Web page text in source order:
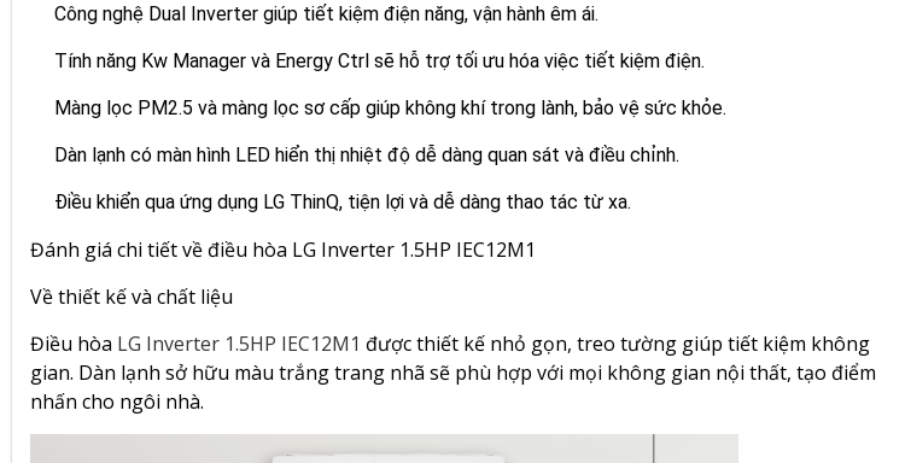
Công nghệ Dual Inverter giúp tiết kiệm điện năng, vận hành êm ái.
Tính năng Kw Manager và Energy Ctrl sẽ hỗ trợ tối ưu hóa việc tiết kiệm điện.
Màng lọc PM2.5 và màng lọc sơ cấp giúp không khí trong lành, bảo vệ sức khỏe.
Dàn lạnh có màn hình LED hiển thị nhiệt độ dễ dàng quan sát và điều chỉnh.
Điều khiển qua ứng dụng LG ThinQ, tiện lợi và dễ dàng thao tác từ xa.
Đánh giá chi tiết về điều hòa LG Inverter 1.5HP IEC12M1
Về thiết kế và chất liệu
Điều hòa LG Inverter 1.5HP IEC12M1 được thiết kế nhỏ gọn, treo tường giúp tiết kiệm không
gian. Dàn lạnh sở hữu màu trắng trang nhã sẽ phù hợp với mọi không gian nội thất, tạo điểm
nhấn cho ngôi nhà.